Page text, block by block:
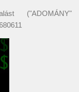
("ADOMÁNY"